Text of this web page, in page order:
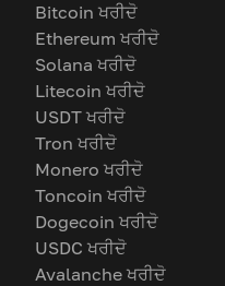
Bitcoin ਖਰੀਦੋ
Ethereum ਖਰੀਦੋ
Solana ਖਰੀਦੋ
Litecoin ਖਰੀਦੋ
USDT ਖਰੀਦੋ
Tron ਖਰੀਦੋ
Monero ਖਰੀਦੋ
Toncoin ਖਰੀਦੋ
Dogecoin ਖਰੀਦੋ
USDC ਖਰੀਦੋ
Avalanche ਖਰੀਦੋ